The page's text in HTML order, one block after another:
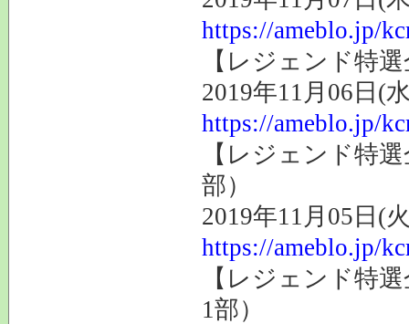
https://ameblo.jp/
【レジェンド特
2019年11月06日(
https://ameblo.jp/
【レジェンド特
部）
2019年11月05日(
https://ameblo.jp/
【レジェンド特
1部）